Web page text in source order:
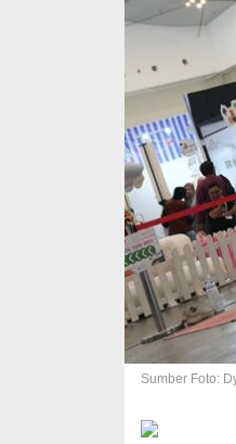
Sumber Foto: